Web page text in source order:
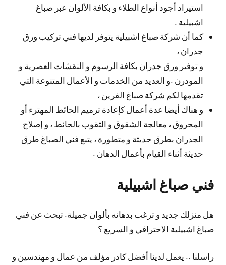
استيراد أجود أنواع الطلاء و بكافة الألوان عبر صباغ
اشبيلية .
كما أن شركة صباغ اشبيلية يتوفر لديها فني تركيب ورق
جدران ،
و توفير ورق جدران بكافة الرسوم و النقشات العصرية و
المودرن .و العديد من الخدمات و الأعمال المتنوعة التي
تقدمها لكم شركة صباغ الفرين ،
و هناك أيضا عدة أعمال كإعادة ترميم الحائط المهترء أو
المحروق ، معالجة الشقوق و الثقوب بالحائط ، و إصلاح
الجدران بطرق حديثة و متطورة ، يتبع فني الصباغ طرق
حديثة أثناء القيام بأعمال الدهان .
فني صباغ اشبيلية
هل منزلك جديد و ترغب بدهانه بألوان جميلة. تبحث عن فني
صباغ اشبيلية الاحترافي و السريع ؟
راسلنا .. يعمل لدينا أفضل كادر مؤلف من عمال و مهندسين و